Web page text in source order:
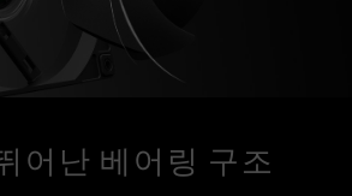
어난 베어링 구조